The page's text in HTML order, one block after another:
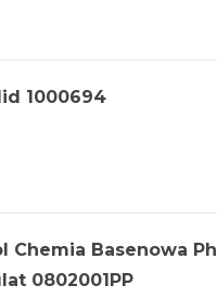
1000694
Chemia Basenowa Ph
0802001PP